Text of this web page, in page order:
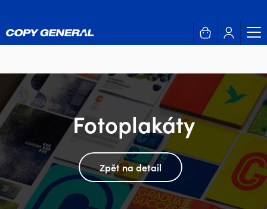
Fotoplakáty
Zpět na detail